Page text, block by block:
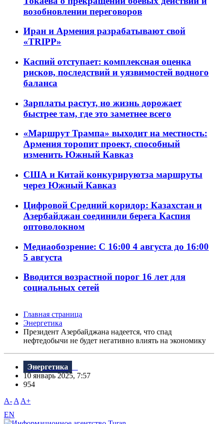
возобновлении переговоров
Иран и Армения разрабатывают свой
«TRIPP»
Каспий отступает: комплексная оценка
рисков, последствий и уязвимостей водного
баланса
Зарплаты растут, но жизнь дорожает
быстрее там, где это заметнее всего
«Маршрут Трампа» выходит на местность:
Армения торопит проект, способный
изменить Южный Кавказ
США и Китай конкурируютза маршруты
через Южный Кавказ
Цифровой Средний коридор: Казахстан и
Азербайджан соединили берега Каспия
оптоволокном
Медиаобозрение: С 16:00 4 августа до 16:00
5 августа
Вводится возрастной порог 16 лет для
социальных сетей
Главная страница
Энергетика
Президент Азербайджана надеется, что спад
нефтедобычи не будет негативно влиять на экономику
Энергетика
10 январь 2025, 7:57
954
A- A A+
EN